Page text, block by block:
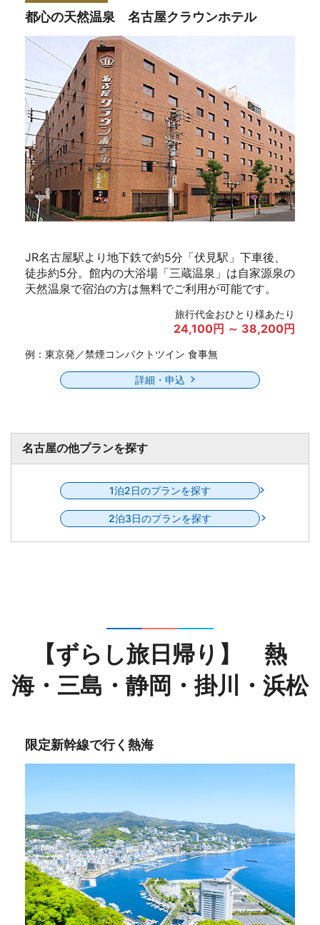
都心の天然温泉 名古屋クラウンホテル
JR名古屋駅より地下鉄で約5分「伏見駅」下車後、
徒歩約5分。館内の大浴場「三蔵温泉」は自家源泉の
天然温泉で宿泊の方は無料でご利用が可能です。
旅行代金おひとり様あたり
24,100円 ～ 38,200円
例：東京発／禁煙コンパクトツイン 食事無
詳細・申込
名古屋の他プランを探す
1泊2日のプランを探す
2泊3日のプランを探す
【ずらし旅日帰り】 熱
海・三島・静岡・掛川・浜松
限定新幹線で行く熱海